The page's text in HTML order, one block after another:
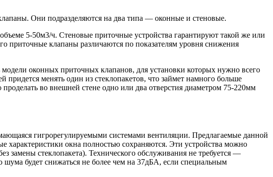
Они подразделяются на два типа — оконные и стеновые.
5-50м3/ч. Стеновые приточные устройства гарантируют такой же или
приточные клапаны различаются по показателям уровня снижения
оконных приточных клапанов, для установки которых нужно всего
менять один из стеклопакетов, что займет намного больше
во внешней стене одно или два отверстия диаметром 75-220мм
гигрорегулируемыми системами вентиляции. Предлагаемые данной
характеристики окна полностью сохраняются. Эти устройства можно
замены стеклопакета). Технического обслуживания не требуется —
будет снижаться не более чем на 37дБА, если специальным